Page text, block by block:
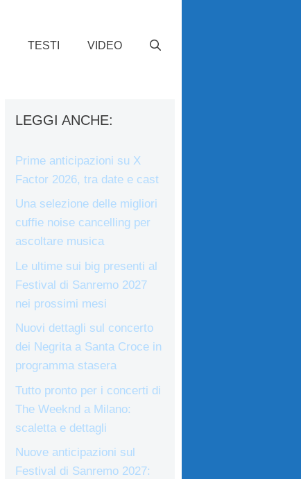
TESTI VIDEO
LEGGI ANCHE:
Prime anticipazioni su X
Factor 2026, tra date e cast
Una selezione delle migliori
cuffie noise cancelling per
ascoltare musica
Le ultime sui big presenti al
Festival di Sanremo 2027
nei prossimi mesi
Nuovi dettagli sul concerto
dei Negrita a Santa Croce in
programma stasera
Tutto pronto per i concerti di
The Weeknd a Milano:
scaletta e dettagli
Nuove anticipazioni sul
Festival di Sanremo 2027: